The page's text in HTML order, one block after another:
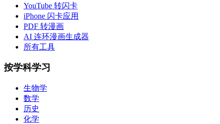
YouTube 转闪卡
iPhone 闪卡应用
PDF 转漫画
AI 连环漫画生成器
所有工具
按学科学习
生物学
数学
历史
化学